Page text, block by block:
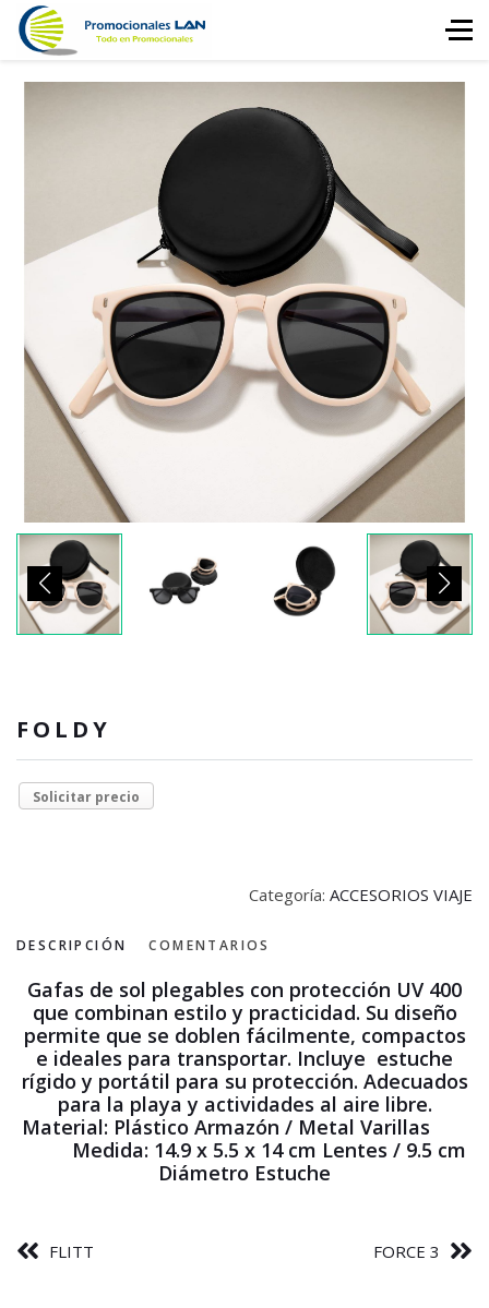
FOLDY
Solicitar precio
Categoría: ACCESORIOS VIAJE
DESCRIPCIÓN COMENTARIOS
Gafas de sol plegables con protección UV 400
que combinan estilo y practicidad. Su diseño
permite que se doblen fácilmente, compactos
e ideales para transportar. Incluye estuche
rígido y portátil para su protección. Adecuados
para la playa y actividades al aire libre.
Material: Plástico Armazón / Metal Varillas
Medida: 14.9 x 5.5 x 14 cm Lentes / 9.5 cm
Diámetro Estuche
FLITT FORCE 3